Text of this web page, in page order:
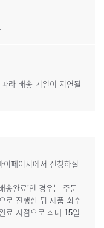
라 배송 기일이 지연될
페이지에서 신청하실
송완료’인 경우는 주문
로 진행한 뒤 제품 회수
료 시점으로 최대 15일